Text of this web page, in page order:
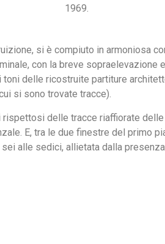
1969.
si è compiuto in armoniosa
con la breve
delle ricostruite partiture
si sono trovate tracce).
delle tracce riaffiorate
E, tra le due finestre del primo
alle sedici, allietata dalla